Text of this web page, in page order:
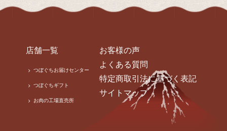
店舗一覧
つぼぐちお届けセンター
つぼぐちギフト
お肉の工場直売所
お客様の声
よくある質問
特定商取引法に基づく表記
サイトマップ